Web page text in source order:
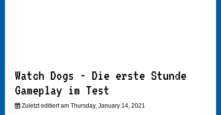
Watch Dogs - Die erste Stunde
Gameplay im Test
Zuletzt editiert am Thursday, January 14, 2021